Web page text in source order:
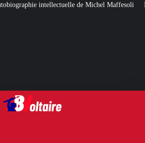
Pour regagner son influence en Afrique, le Quai